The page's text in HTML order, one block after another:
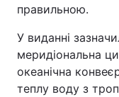
правильною.
У виданні
меридіональна
океанічна
теплу воду з